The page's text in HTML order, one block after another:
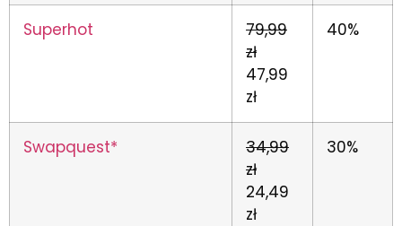
Superhot
79,99
zł
47,99
zł
40%
Swapquest*
34,99
zł
24,49
zł
30%